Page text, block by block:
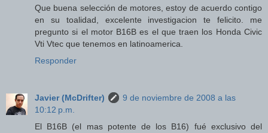
Que buena selección de motores, estoy de acuerdo contigo
en su toalidad, excelente investigacion te felicito. me
pregunto si el motor B16B es el que traen los Honda Civic
Vti Vtec que tenemos en latinoamerica.
Responder
Javier (McDrifter)
9 de noviembre de 2008 a las
10:12 p.m.
El B16B (el mas potente de los B16) fué exclusivo del